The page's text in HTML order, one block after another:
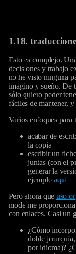
1.18.
Esto es complejo.
decisiones y trabajo
no he visto ninguna
imagino y sueño. De
sólo quiero poder
fáciles de mantener,
Varios enfoques
acabar de
la copia
escribir un
juntas (con el
generar la
ejemplo aquí
Pero ahora que uso
mode me proporciona
con enlaces. Casi un
¿Cómo
doble
por idioma)?